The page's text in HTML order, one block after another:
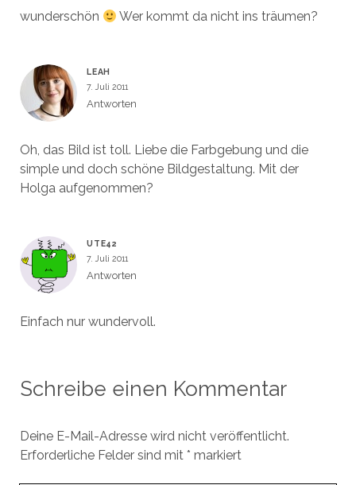
wunderschön Wer kommt da nicht ins träumen?
LEAH
7. Juli 2011
Antworten
Oh, das Bild ist toll. Liebe die Farbgebung und die
simple und doch schöne Bildgestaltung. Mit der
Holga aufgenommen?
UTE42
7. Juli 2011
Antworten
Einfach nur wundervoll.
Schreibe einen Kommentar
Deine E-Mail-Adresse wird nicht veröffentlicht.
Erforderliche Felder sind mit * markiert